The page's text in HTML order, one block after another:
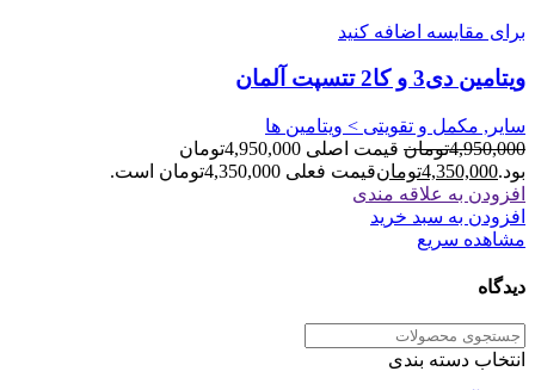
برای مقایسه اضافه کنید
ویتامین دی3 و کا2 تتسپت آلمان
سایر, مکمل و تقویتی > ویتامین ها
4,950,000تومان
قیمت اصلی 4,950,000تومان
بود.4,350,000تومانقیمت فعلی 4,350,000تومان است.
افزودن به علاقه مندی
افزودن به سبد خرید
مشاهده سریع
دیدگاه
انتخاب دسته بندی